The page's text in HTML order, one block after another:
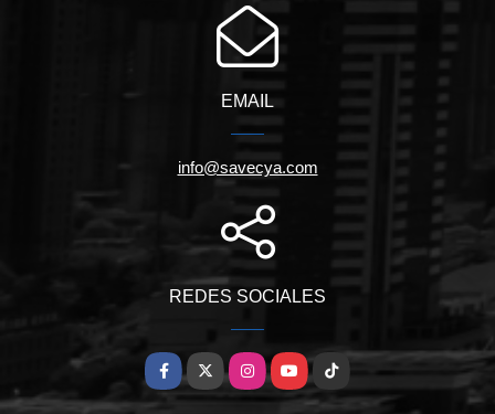
EMAIL
info@savecya.com
REDES SOCIALES
Facebook
X InstagramYouTubeTikTok